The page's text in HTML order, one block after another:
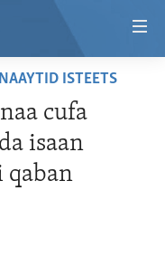
ISTEETS
cufa
isaan
qaban